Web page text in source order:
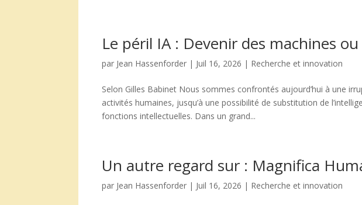
Le péril IA : Devenir des machines
par Jean Hassenforder | Juil 16, 2026 | Recherche et innovation
Selon Gilles Babinet Nous sommes confrontés aujourd’hui à une
activités humaines, jusqu’à une possibilité de substitution de
fonctions intellectuelles. Dans un grand...
Un autre regard sur : Magnifica
par Jean Hassenforder | Juil 16, 2026 | Recherche et innovation